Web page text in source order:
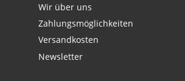
Wir über uns
Zahlungsmöglichkeiten
Versandkosten
Newsletter